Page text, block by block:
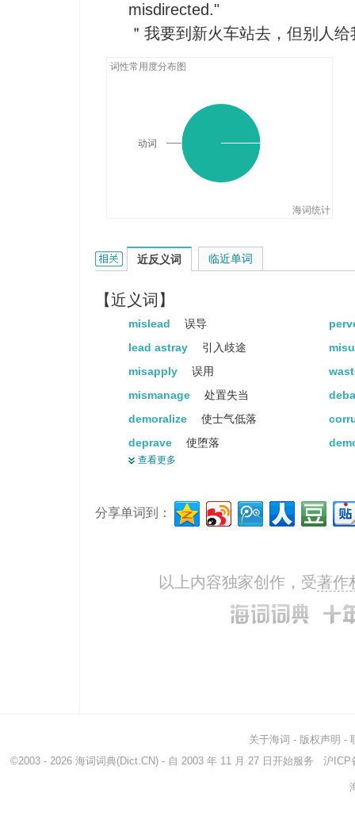
misdirected."
＂我要到新火车站去，但别人
词性常用度分布图
海词统计
动词
misdirect的相关资料：
近反义词
【近义词】
mislead 误导
lead astray
引入歧途
misapply
误用
mismanage
处置失当
demoralize
使士气低落
deprave
使堕落
misguide
debase
降低质量、地位或价值...
查看更多
临近单词
分享单词到：
以上内容独家创作，受著作
关于海词 - 版权声明 -
©2003 - 2026 海词词典(Dict.CN) - 自 2003 年 11 月 27 日开始服务 沪ICP